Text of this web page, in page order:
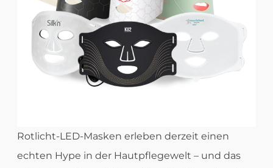
Rotlicht-LED-Masken erleben derzeit einen
echten Hype in der Hautpflegewelt – und das